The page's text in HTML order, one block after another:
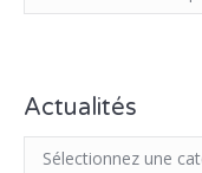
Actualités